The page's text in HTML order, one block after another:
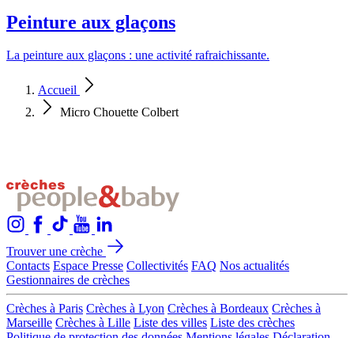
Peinture aux glaçons
La peinture aux glaçons : une activité rafraichissante.
Accueil
Micro Chouette Colbert
Trouver une crèche
Contacts Espace Presse Collectivités FAQ Nos actualités
Gestionnaires de crèches
Crèches à Paris Crèches à Lyon Crèches à Bordeaux Crèches à
Marseille Crèches à Lille Liste des villes Liste des crèches